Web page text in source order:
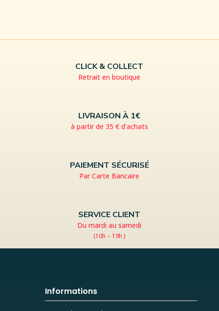
CLICK & COLLECT
Retrait en boutique
LIVRAISON À 1€
à partir de 35 € d’achats
PAIEMENT SÉCURISÉ
Par Carte Bancaire
SERVICE CLIENT
Du mardi au samedi
(10h – 19h )
Informations